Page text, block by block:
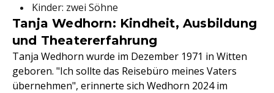
Kinder: zwei Söhne
Tanja Wedhorn: Kindheit, Ausbildung
und Theatererfahrung
Tanja Wedhorn wurde im Dezember 1971 in Witten
geboren. "Ich sollte das Reisebüro meines Vaters
übernehmen", erinnerte sich Wedhorn 2024 im